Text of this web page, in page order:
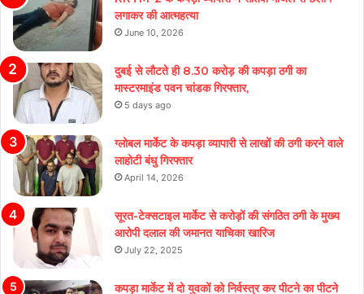
लगाकर की आत्महत्या
June 10, 2026
दुबई से लौटते ही 8.30 करोड़ की कपड़ा ठगी का
मास्टरमाइंड पवन चांडक गिरफ्तार,
5 days ago
ग्लोबल मार्केट के कपड़ा व्यापारी से लाखों की ठगी करने वाले
लाहोटी बंधु गिरफ्तार
April 14, 2026
सूरत-टेक्सटाइल मार्केट से करोड़ों की संगठित ठगी के मुख्य
आरोपी दलाल की जमानत याचिका खारिज
July 22, 2025
कपड़ा मार्केट में दो युवकों को निर्वस्त्र कर पीटने का पीटने